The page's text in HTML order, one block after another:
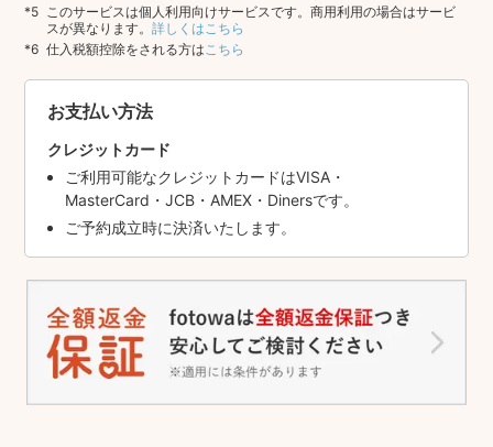
このサービスは個人利用向けサービスです。商用利用の場合はサービ
スが異なります。詳しくはこちら
仕入税額控除をされる方は こちら
お支払い方法
クレジットカード
ご利用可能なクレジットカードはVISA・
MasterCard・JCB・AMEX・Dinersです。
ご予約成立時に決済いたします。